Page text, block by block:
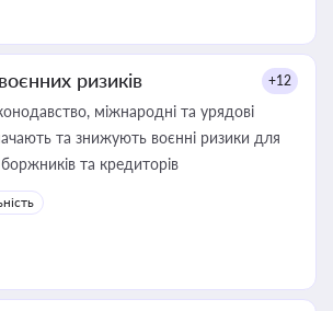
ризиків +12
міжнародні та урядові
та знижують воєнні ризики для
та кредиторів